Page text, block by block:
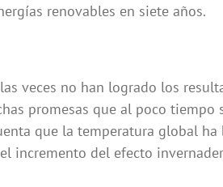
renovables en siete años.
veces no han logrado los
promesas que al poco tiempo
que la temperatura global ha
incremento del efecto